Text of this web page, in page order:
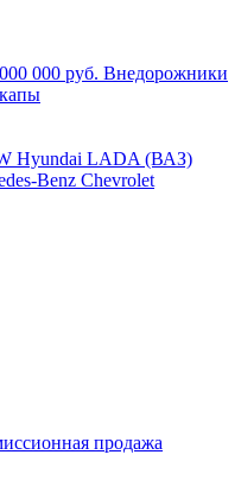
000 руб. Внедорожники
Hyundai LADA (ВАЗ)
Benz Chevrolet
продажа